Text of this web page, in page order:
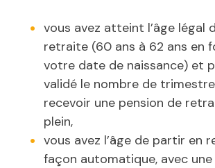
vous avez atteint l’âge légal
retraite (60 ans à 62 ans en
votre date de naissance) et
validé le nombre de
recevoir une pension de
plein,
vous avez l’âge de partir en
façon automatique, avec une